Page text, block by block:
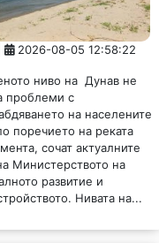
Министерството на
развитие и
Нивата на...
в
поскъпват
рентата пада